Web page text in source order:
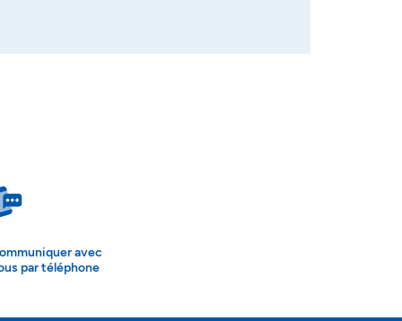
avec
par téléphone